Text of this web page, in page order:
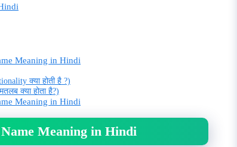
Meaning in Hindi
क्या होती है ?)
क्या होता है?)
Meaning in Hindi
Meaning in Hindi